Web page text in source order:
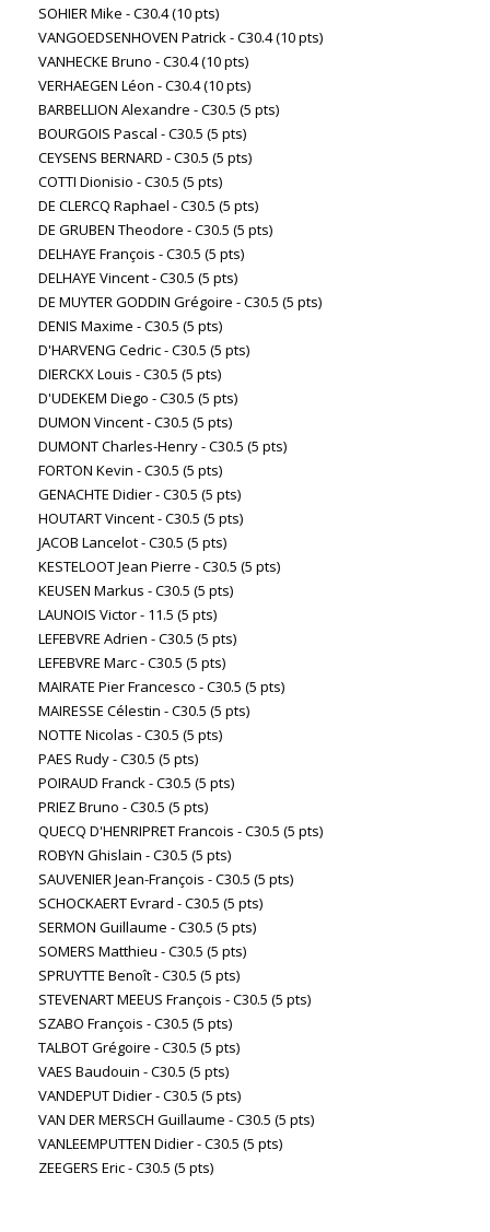
SOHIER Mike - C30.4 (10 pts)
VANGOEDSENHOVEN Patrick - C30.4 (10 pts)
VANHECKE Bruno - C30.4 (10 pts)
VERHAEGEN Léon - C30.4 (10 pts)
BARBELLION Alexandre - C30.5 (5 pts)
BOURGOIS Pascal - C30.5 (5 pts)
CEYSENS BERNARD - C30.5 (5 pts)
COTTI Dionisio - C30.5 (5 pts)
DE CLERCQ Raphael - C30.5 (5 pts)
DE GRUBEN Theodore - C30.5 (5 pts)
DELHAYE François - C30.5 (5 pts)
DELHAYE Vincent - C30.5 (5 pts)
DE MUYTER GODDIN Grégoire - C30.5 (5 pts)
DENIS Maxime - C30.5 (5 pts)
D'HARVENG Cedric - C30.5 (5 pts)
DIERCKX Louis - C30.5 (5 pts)
D'UDEKEM Diego - C30.5 (5 pts)
DUMON Vincent - C30.5 (5 pts)
DUMONT Charles-Henry - C30.5 (5 pts)
FORTON Kevin - C30.5 (5 pts)
GENACHTE Didier - C30.5 (5 pts)
HOUTART Vincent - C30.5 (5 pts)
JACOB Lancelot - C30.5 (5 pts)
KESTELOOT Jean Pierre - C30.5 (5 pts)
KEUSEN Markus - C30.5 (5 pts)
LAUNOIS Victor - 11.5 (5 pts)
LEFEBVRE Adrien - C30.5 (5 pts)
LEFEBVRE Marc - C30.5 (5 pts)
MAIRATE Pier Francesco - C30.5 (5 pts)
MAIRESSE Célestin - C30.5 (5 pts)
NOTTE Nicolas - C30.5 (5 pts)
PAES Rudy - C30.5 (5 pts)
POIRAUD Franck - C30.5 (5 pts)
PRIEZ Bruno - C30.5 (5 pts)
QUECQ D'HENRIPRET Francois - C30.5 (5 pts)
ROBYN Ghislain - C30.5 (5 pts)
SAUVENIER Jean-François - C30.5 (5 pts)
SCHOCKAERT Evrard - C30.5 (5 pts)
SERMON Guillaume - C30.5 (5 pts)
SOMERS Matthieu - C30.5 (5 pts)
SPRUYTTE Benoît - C30.5 (5 pts)
STEVENART MEEUS François - C30.5 (5 pts)
SZABO François - C30.5 (5 pts)
TALBOT Grégoire - C30.5 (5 pts)
VAES Baudouin - C30.5 (5 pts)
VANDEPUT Didier - C30.5 (5 pts)
VAN DER MERSCH Guillaume - C30.5 (5 pts)
VANLEEMPUTTEN Didier - C30.5 (5 pts)
ZEEGERS Eric - C30.5 (5 pts)